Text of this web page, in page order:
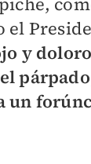
el
y
un